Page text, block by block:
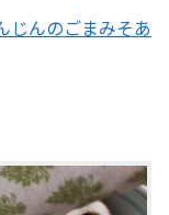
じんのごまみそあ